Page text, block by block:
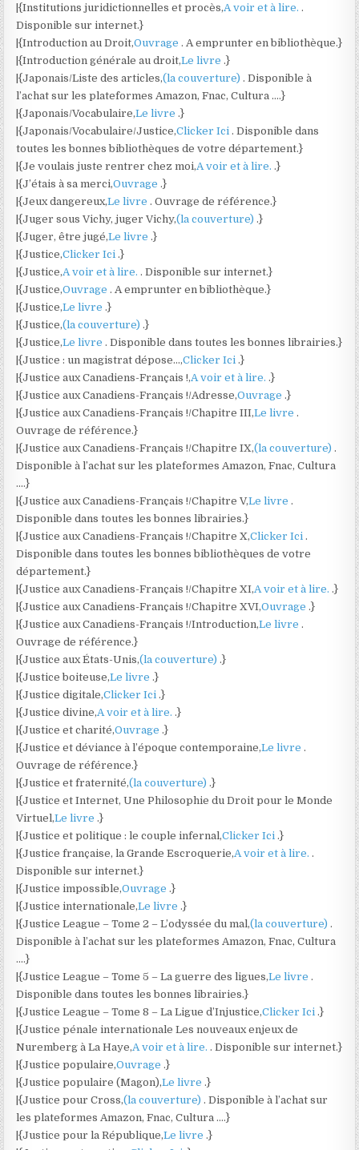
|{Institutions juridictionnelles et procès,A voir et à lire. .
Disponible sur internet.}
|{Introduction au Droit,Ouvrage . A emprunter en bibliothèque.}
|{Introduction générale au droit,Le livre .}
|{Japonais/Liste des articles,(la couverture) . Disponible à
l’achat sur les plateformes Amazon, Fnac, Cultura ….}
|{Japonais/Vocabulaire,Le livre .}
|{Japonais/Vocabulaire/Justice,Clicker Ici . Disponible dans
toutes les bonnes bibliothèques de votre département.}
|{Je voulais juste rentrer chez moi,A voir et à lire. .}
|{J’étais à sa merci,Ouvrage .}
|{Jeux dangereux,Le livre . Ouvrage de référence.}
|{Juger sous Vichy, juger Vichy,(la couverture) .}
|{Juger, être jugé,Le livre .}
|{Justice,Clicker Ici .}
|{Justice,A voir et à lire. . Disponible sur internet.}
|{Justice,Ouvrage . A emprunter en bibliothèque.}
|{Justice,Le livre .}
|{Justice,(la couverture) .}
|{Justice,Le livre . Disponible dans toutes les bonnes librairies.}
|{Justice : un magistrat dépose…,Clicker Ici .}
|{Justice aux Canadiens-Français !,A voir et à lire. .}
|{Justice aux Canadiens-Français !/Adresse,Ouvrage .}
|{Justice aux Canadiens-Français !/Chapitre III,Le livre .
Ouvrage de référence.}
|{Justice aux Canadiens-Français !/Chapitre IX,(la couverture) .
Disponible à l’achat sur les plateformes Amazon, Fnac, Cultura
….}
|{Justice aux Canadiens-Français !/Chapitre V,Le livre .
Disponible dans toutes les bonnes librairies.}
|{Justice aux Canadiens-Français !/Chapitre X,Clicker Ici .
Disponible dans toutes les bonnes bibliothèques de votre
département.}
|{Justice aux Canadiens-Français !/Chapitre XI,A voir et à lire. .}
|{Justice aux Canadiens-Français !/Chapitre XVI,Ouvrage .}
|{Justice aux Canadiens-Français !/Introduction,Le livre .
Ouvrage de référence.}
|{Justice aux États-Unis,(la couverture) .}
|{Justice boiteuse,Le livre .}
|{Justice digitale,Clicker Ici .}
|{Justice divine,A voir et à lire. .}
|{Justice et charité,Ouvrage .}
|{Justice et déviance à l’époque contemporaine,Le livre .
Ouvrage de référence.}
|{Justice et fraternité,(la couverture) .}
|{Justice et Internet, Une Philosophie du Droit pour le Monde
Virtuel,Le livre .}
|{Justice et politique : le couple infernal,Clicker Ici .}
|{Justice française, la Grande Escroquerie,A voir et à lire. .
Disponible sur internet.}
|{Justice impossible,Ouvrage .}
|{Justice internationale,Le livre .}
|{Justice League – Tome 2 – L’odyssée du mal,(la couverture) .
Disponible à l’achat sur les plateformes Amazon, Fnac, Cultura
….}
|{Justice League – Tome 5 – La guerre des ligues,Le livre .
Disponible dans toutes les bonnes librairies.}
|{Justice League – Tome 8 – La Ligue d’Injustice,Clicker Ici .}
|{Justice pénale internationale Les nouveaux enjeux de
Nuremberg à La Haye,A voir et à lire. . Disponible sur internet.}
|{Justice populaire,Ouvrage .}
|{Justice populaire (Magon),Le livre .}
|{Justice pour Cross,(la couverture) . Disponible à l’achat sur
les plateformes Amazon, Fnac, Cultura ….}
|{Justice pour la République,Le livre .}